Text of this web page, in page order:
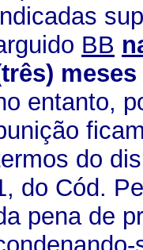
BB
entanto,
do
do Cód.
pena de